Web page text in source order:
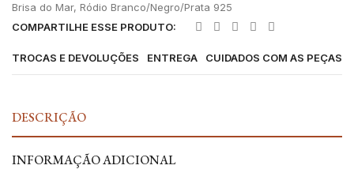
Brisa do Mar, Ródio Branco/Negro/Prata 925
COMPARTILHE ESSE PRODUTO:
TROCAS E DEVOLUÇÕES ENTREGA CUIDADOS COM AS PEÇAS
DESCRIÇÃO
INFORMAÇÃO ADICIONAL